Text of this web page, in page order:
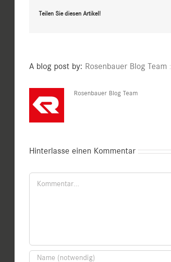
Teilen Sie diesen Artikel!
A blog post by: Rosenbauer Blog Team
Rosenbauer Blog Team
Hinterlasse einen Kommentar
Kommentar